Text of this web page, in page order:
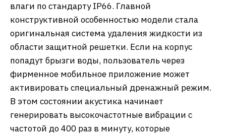
влаги по стандарту IP66. Главной
конструктивной особенностью модели стала
оригинальная система удаления жидкости из
области защитной решетки. Если на корпус
попадут брызги воды, пользователь через
фирменное мобильное приложение может
активировать специальный дренажный режим.
В этом состоянии акустика начинает
генерировать высокочастотные вибрации с
частотой до 400 раз в минуту, которые